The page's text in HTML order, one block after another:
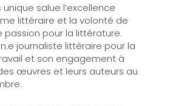
salue l’excellence
littéraire et la volonté de
pour la littérature.
journaliste littéraire pour la
et son engagement à
œuvres et leurs auteurs au